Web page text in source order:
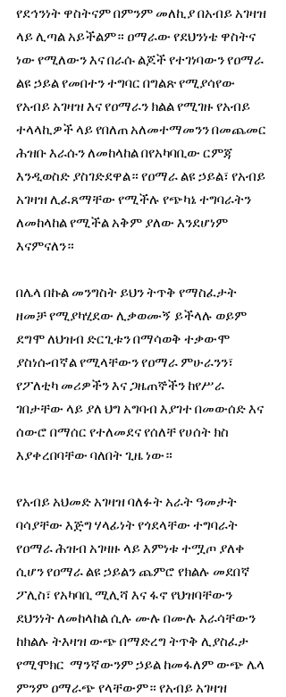
የደኅንነት ዋስትናም በምንም መለኪያ በአብይ አገዛዝ
ላይ ሊጣል አይችልም። ዐማራው የደህንነቴ ዋስትና
ነው የሚለውን እና በራሱ ልጆች የተገነባውን የዐማራ
ልዩ ኃይል የመበተን ተግባር በግልጽ የሚያሳየው
የአብይ አገዛዝ እና የዐማራን ክልል የሚገዙ የአብይ
ተላላኪዎች ላይ የበለጠ አለመተማመንን በመጨመር
ሕዝቡ እራሱን ለመከላከል በየአካባቢው ርምጃ
እንዲወስድ ያስገድደዋል። የዐማራ ልዩ ኃይል፣ የአብይ
አገዛዝ ሊፈጸማቸው የሚችሉ የጭካኔ ተግባራትን
ለመከላከል የሚችል አቅም ያለው እንደሆነም
እናምናለን።
በሌላ በኩል መንግስት ይህን ትጥቅ የማስፈታት
ዘመቻ የሚያካሂደው ሊቃወሙኝ ይችላሉ ወይም
ደግሞ ለህዝብ ድርጊቱን በማሳወቅ ተቃውሞ
ያስነሱብኛል የሚላቸውን የዐማራ ምሁራንን፣
የፖለቲካ መሪዎችን እና ጋዜጠኞችን ከየሥራ
ገበታቸው ላይ ያለ ህግ አግባብ እያገተ በመውሰድ እና
ሰውሮ በማሰር የተለመደና የሰለቸ የሀሰት ክስ
እያቀረበባቸው ባለበት ጊዜ ነው።
የአብይ አህመድ አገዛዝ ባለፉት አራት ዓመታት
ባሳያቸው እጅግ ሃላፊነት የጎደላቸው ተግባራት
የዐማራ ሕዝብ አገዛዙ ላይ እምነቱ ተሟጦ ያለቀ
ሲሆን የዐማራ ልዩ ኃይልን ጨምሮ የክልሉ መደበኛ
ፖሊስ፣ የአካባቢ ሚሊሻ እና ፋኖ የህዝባቸውን
ደህንነት ለመከላከል ሲሉ ሙሉ በሙሉ እራሳቸውን
ከክልሉ ትእዛዝ ውጭ በማድረግ ትጥቅ ሊያስፈታ
የሚሞክር  ማንኛውንም ኃይል ከመፋለም ውጭ ሌላ
ምንም ዐማራጭ የላቸውም። የአብይ አገዛዝ